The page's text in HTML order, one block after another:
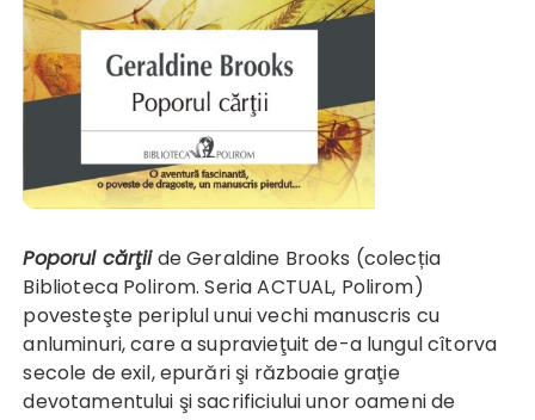
Poporul cărţiide Geraldine Brooks (colecția
Biblioteca Polirom. Seria ACTUAL, Polirom)
povesteşte periplul unui vechi manuscris cu
anluminuri, care a supravieţuit de-a lungul cîtorva
secole de exil, epurări şi războaie graţie
devotamentului şi sacrificiului unor oameni de